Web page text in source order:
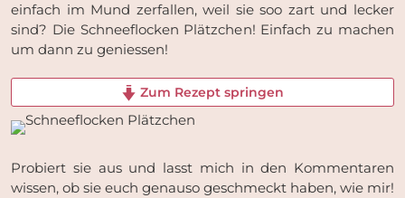
einfach im Mund zerfallen, weil sie soo zart und lecker
sind? Die Schneeflocken Plätzchen! Einfach zu machen
um dann zu geniessen!
Zum Rezept springen
Probiert sie aus und lasst mich in den Kommentaren
wissen, ob sie euch genauso geschmeckt haben, wie mir!